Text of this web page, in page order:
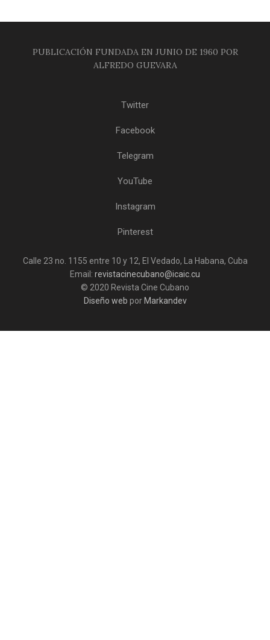
PUBLICACIÓN FUNDADA EN JUNIO DE 1960 POR
ALFREDO GUEVARA
Twitter
Facebook
Telegram
YouTube
Instagram
Pinterest
Calle 23 no. 1155 entre 10 y 12, El Vedado, La Habana, Cuba
Email: revistacinecubano@icaic.cu
© 2020 Revista Cine Cubano
Diseño web por Markandev